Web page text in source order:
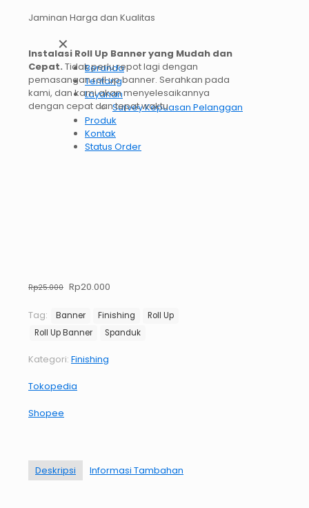
✕
Beranda
Tentang
Layanan
Survey Kepuasan Pelanggan
Produk
Kontak
Status Order
Jaminan Harga dan Kualitas
Instalasi Roll Up Banner yang Mudah dan
Cepat. Tidak perlu repot lagi dengan
pemasangan roll up banner. Serahkan pada
kami, dan kami akan menyelesaikannya
dengan cepat dan tepat waktu.
Rp25.000 Harga
adalah:
Rp20.000
ini
Rp20.000.
Tag: Banner Finishing
Roll Up
Roll Up Banner
Spanduk
Kategori: Finishing
Tokopedia
Shopee
Deskripsi Informasi Tambahan